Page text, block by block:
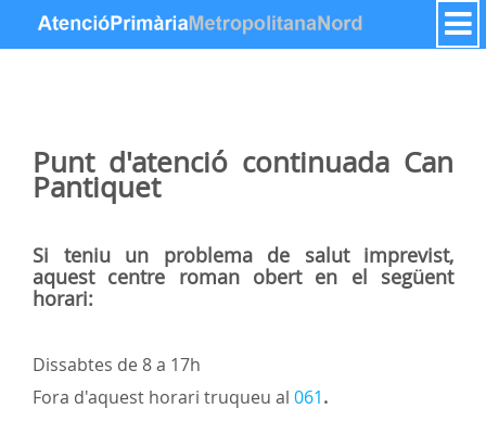
Zum Inhalt wechseln
Punt d'atenció continuada Can
Pantiquet
Si teniu un problema de salut imprevist,
aquest centre roman obert en el següent
horari:
Dissabtes de 8 a 17h
Fora d'aquest horari truqueu al 061.